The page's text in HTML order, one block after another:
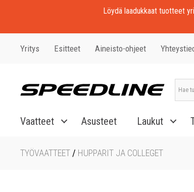
Löydä laadukkaat tuotteet
Yritys Esitteet Aineisto-ohjeet
Vaatteet Asusteet Laukut
TYÖVAATTEET / HUPPARIT JA COLLEGET